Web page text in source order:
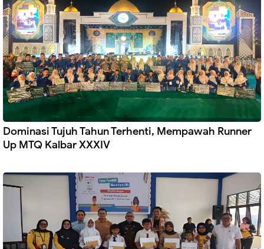
Dominasi Tujuh Tahun Terhenti, Mempawah Runner
Up MTQ Kalbar XXXIV